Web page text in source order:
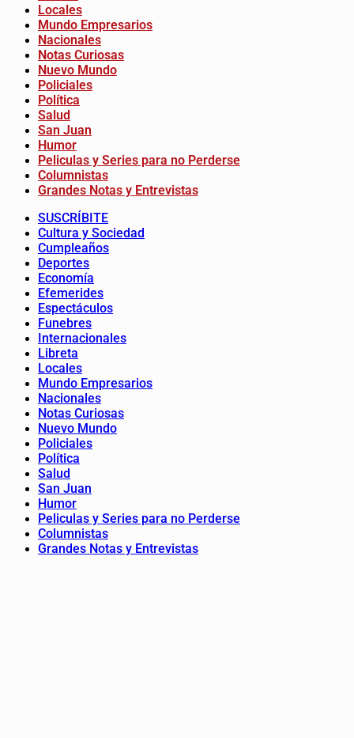
Locales
Mundo Empresarios
Nacionales
Notas Curiosas
Nuevo Mundo
Policiales
Política
Salud
San Juan
Humor
Peliculas y Series para no Perderse
Columnistas
Grandes Notas y Entrevistas
SUSCRÍBITE
Cultura y Sociedad
Cumpleaños
Deportes
Economía
Efemerides
Espectáculos
Funebres
Internacionales
Libreta
Locales
Mundo Empresarios
Nacionales
Notas Curiosas
Nuevo Mundo
Policiales
Política
Salud
San Juan
Humor
Peliculas y Series para no Perderse
Columnistas
Grandes Notas y Entrevistas